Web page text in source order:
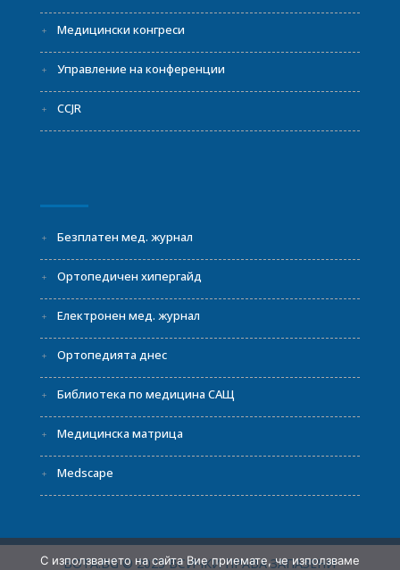
Медицински конгреси
Управление на конференции
CCJR
Безплатен мед. журнал
Ортопедичен хипергайд
Електронен мед. журнал
Ортопедията днес
Библиотека по медицина САЩ
Медицинска матрица
Medscape
BOTA.BG © 2023 ВСИЧКИ ПРАВА ЗАПАЗЕНИ
С използването на сайта Вие приемате, че използваме